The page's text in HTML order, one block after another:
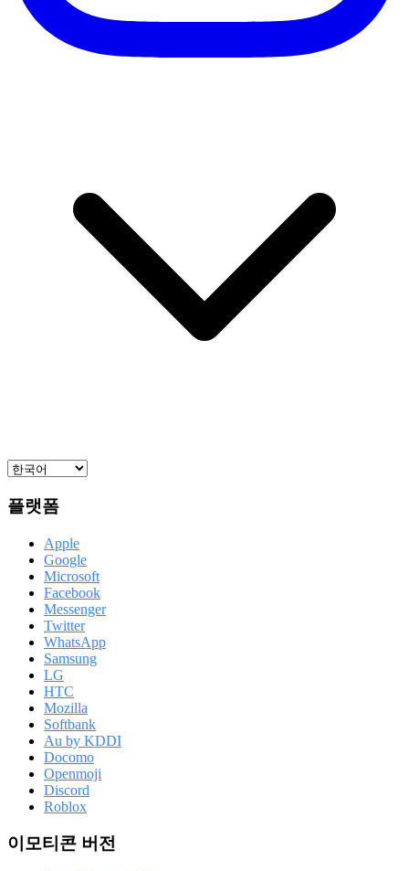
플랫폼
Apple
Google
Microsoft
Facebook
Messenger
Twitter
WhatsApp
Samsung
LG
HTC
Mozilla
Softbank
Au by KDDI
Docomo
Openmoji
Discord
Roblox
이모티콘 버전